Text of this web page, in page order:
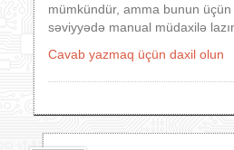
mümkündür, amma bunun
səviyyədə manual müdaxilə
Cavab yazmaq üçün daxil olun